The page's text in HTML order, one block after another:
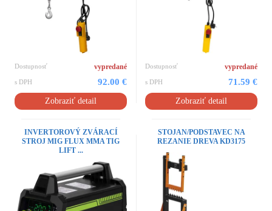
Dostupnosť vypredané
s DPH 92.00 €
Zobraziť detail
Dostupnosť vypredané
s DPH 71.59 €
Zobraziť detail
INVERTOROVÝ ZVÁRACÍ
STROJ MIG FLUX MMA TIG
LIFT ...
STOJAN/PODSTAVEC NA
REZANIE DREVA KD3175